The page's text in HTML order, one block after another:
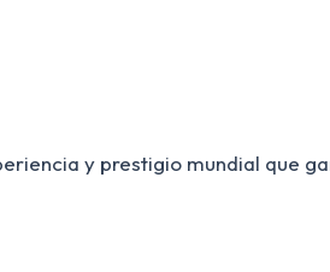
y prestigio mundial que